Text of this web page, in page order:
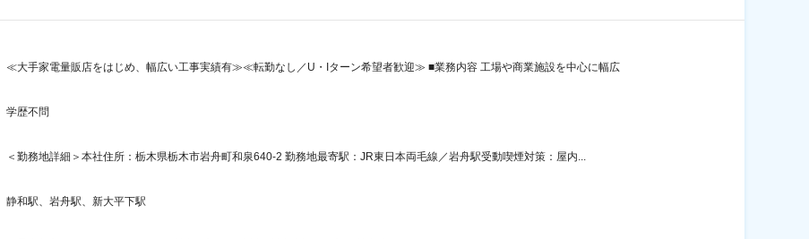
≪大手家電量販店をはじめ、幅広い工事実績有≫≪転勤なし／U・Iターン希望者歓迎≫ ■業務内容 工場や商業施設を中心に幅広
学歴不問
＜勤務地詳細＞本社住所：栃木県栃木市岩舟町和泉640-2 勤務地最寄駅：JR東日本両毛線／岩舟駅受動喫煙対策：屋内...
静和駅、岩舟駅、新大平下駅